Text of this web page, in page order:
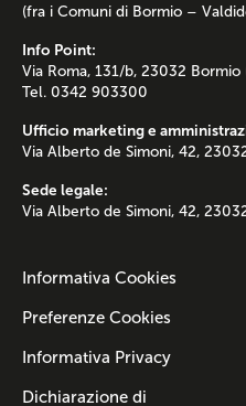
(fra i Comuni di Bormio –
Info Point:
Via Roma, 131/b, 23032 Bormio
Tel. 0342 903300
Ufficio marketing e
Via Alberto de Simoni, 42,
Sede legale:
Via Alberto de Simoni, 42,
Informativa Cookies
Preferenze Cookies
Informativa Privacy
Dichiarazione di